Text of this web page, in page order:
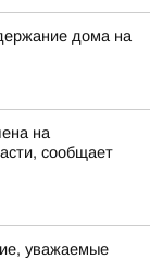
дома на
на
сообщает
уважаемые